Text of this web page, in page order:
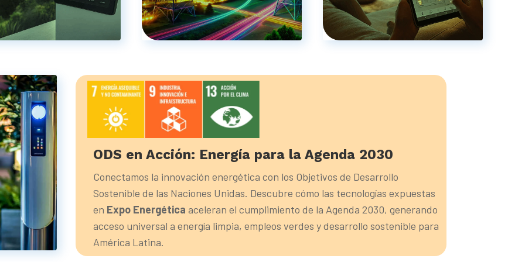
ODS en Acción: Energía para la Agenda 2030
Conectamos la innovación energética con los Objetivos de Desarrollo
Sostenible de las Naciones Unidas. Descubre cómo las tecnologías expuestas
en Expo Energética aceleran el cumplimiento de la Agenda 2030, generando
acceso universal a energía limpia, empleos verdes y desarrollo sostenible para
América Latina.